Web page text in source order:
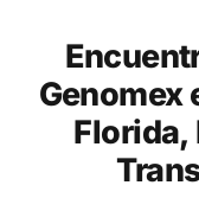
Genomex
Florida,